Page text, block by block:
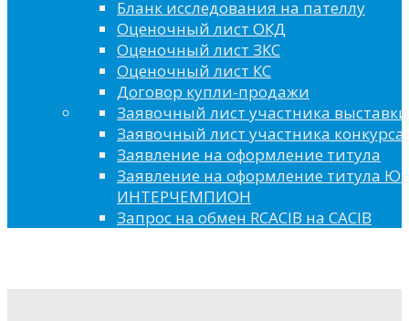
Бланк исследования на пателлу
Оценочный лист ОКД
Оценочный лист ЗКС
Оценочный лист КС
Договор купли-продажи
Заявочный лист участника выставки
Заявочный лист участника конкурса
Заявление на оформление титула
Заявление на оформление титула
ИНТЕРЧЕМПИОН
Запрос на обмен RCACIB на CACIB